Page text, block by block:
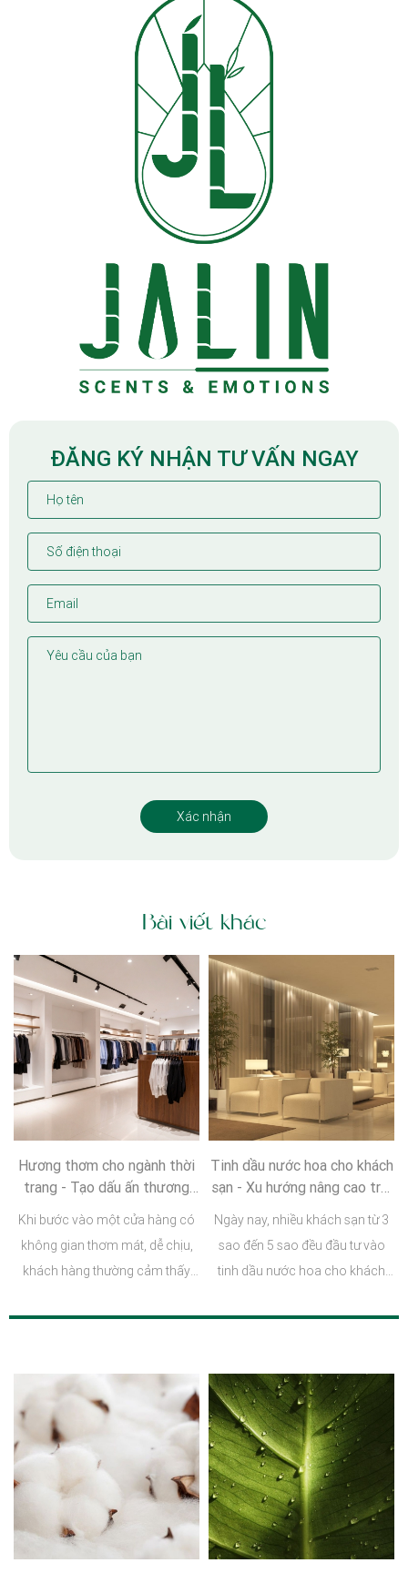
ĐĂNG KÝ NHẬN TƯ VẤN NGAY
Bài viết khác
Hương thơm cho ngành thời
trang - Tạo dấu ấn thương
mua sắm
Khi bước vào một cửa hàng có
không gian thơm mát, dễ chịu,
khách hàng thường cảm thấy
nhiều thời gian để tham quan và
Tinh dầu nước hoa cho khách
sạn - Xu hướng nâng cao trải
Ngày nay, nhiều khách sạn từ 3
sao đến 5 sao đều đầu tư vào
tinh dầu nước hoa cho khách
lược xây dựng hình ảnh thương
khách hàng.